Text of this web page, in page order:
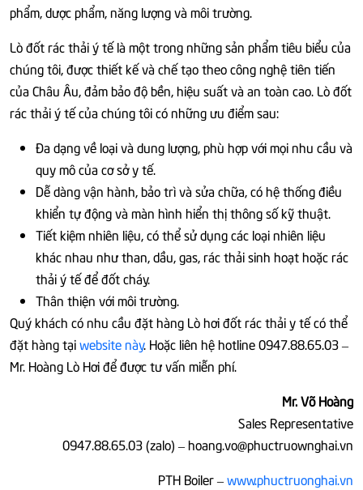
phẩm, dược phẩm, năng lượng và môi trường.
Lò đốt rác thải ý tế là một trong những sản phẩm tiêu biểu của
chúng tôi, được thiết kế và chế tạo theo công nghệ tiên tiến
của Châu Âu, đảm bảo độ bền, hiệu suất và an toàn cao. Lò đốt
rác thải ý tế của chúng tôi có những ưu điểm sau:
Đa dạng về loại và dung lượng, phù hợp với mọi nhu cầu và
quy mô của cơ sở y tế.
Dễ dàng vận hành, bảo trì và sửa chữa, có hệ thống điều
khiển tự động và màn hình hiển thị thông số kỹ thuật.
Tiết kiệm nhiên liệu, có thể sử dụng các loại nhiên liệu
khác nhau như than, dầu, gas, rác thải sinh hoạt hoặc rác
thải ý tế để đốt cháy.
Thân thiện với môi trường.
Quý khách có nhu cầu đặt hàng Lò hơi đốt rác thải y tế có thể
đặt hàng tạiwebsite này. Hoặc liên hệ hotline 0947.88.65.03 –
Mr. Hoàng Lò Hơi để được tư vấn miễn phí.
Mr. Võ Hoàng
Sales Representative
0947.88.65.03 (zalo) – hoang.vo@phuctruownghai.vn
PTH Boiler –www.phuctruonghai.vn